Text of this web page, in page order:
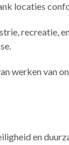
locaties
recreatie,
werken van
en